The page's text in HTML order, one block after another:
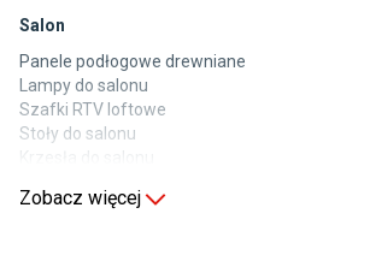
Salon
Panele podłogowe drewniane
Lampy do salonu
Szafki RTV loftowe
Stoły do salonu
Zobacz więcej